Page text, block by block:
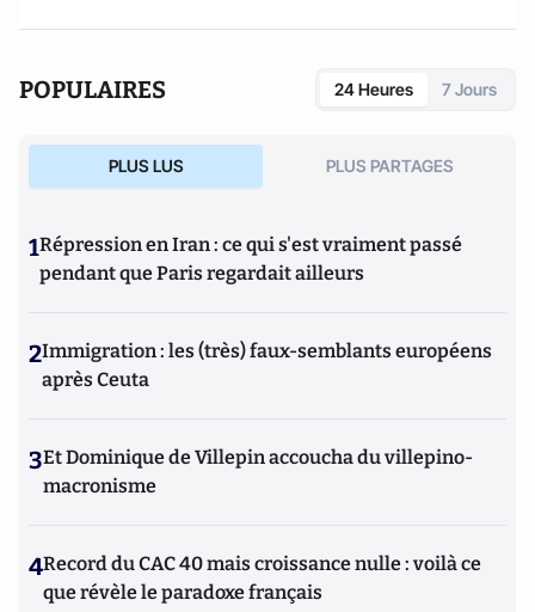
POPULAIRES 24 Heures 7 Jours
PLUS LUS PLUS PARTAGES
1Répression en Iran : ce qui s'est vraiment passé
pendant que Paris regardait ailleurs
2Immigration : les (très) faux-semblants européens
après Ceuta
3Et Dominique de Villepin accoucha du villepino-
macronisme
4Record du CAC 40 mais croissance nulle : voilà ce
que révèle le paradoxe français